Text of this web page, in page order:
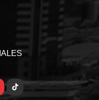
TikTok